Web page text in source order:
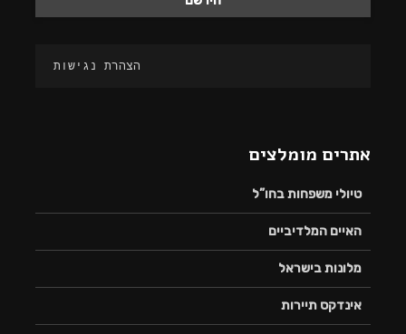
הצהרת נגישות
אתרים מומלצים
טיולי משפחות בחו”ל
האיים המלדיביים
מלונות בישראל
אינדקס תיירות